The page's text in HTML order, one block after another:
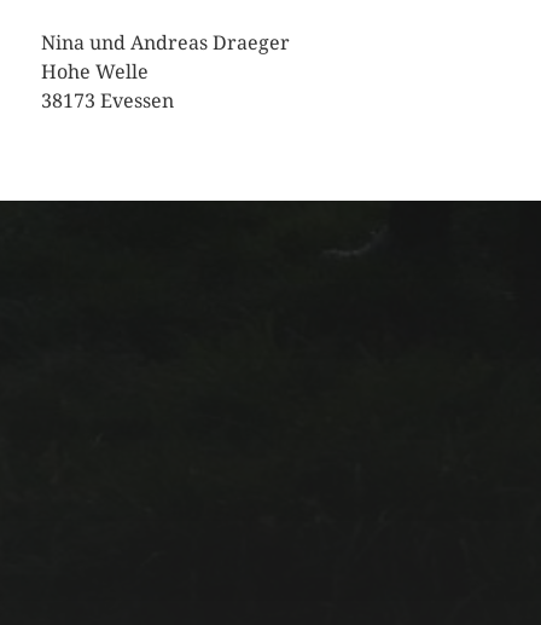
Nina und Andreas Draeger
Hohe Welle
38173 Evessen